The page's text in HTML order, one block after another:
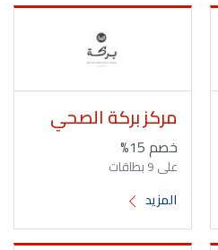
مركز بركة الصحي
خصم 15%
على 9 بطاقات
المزيد